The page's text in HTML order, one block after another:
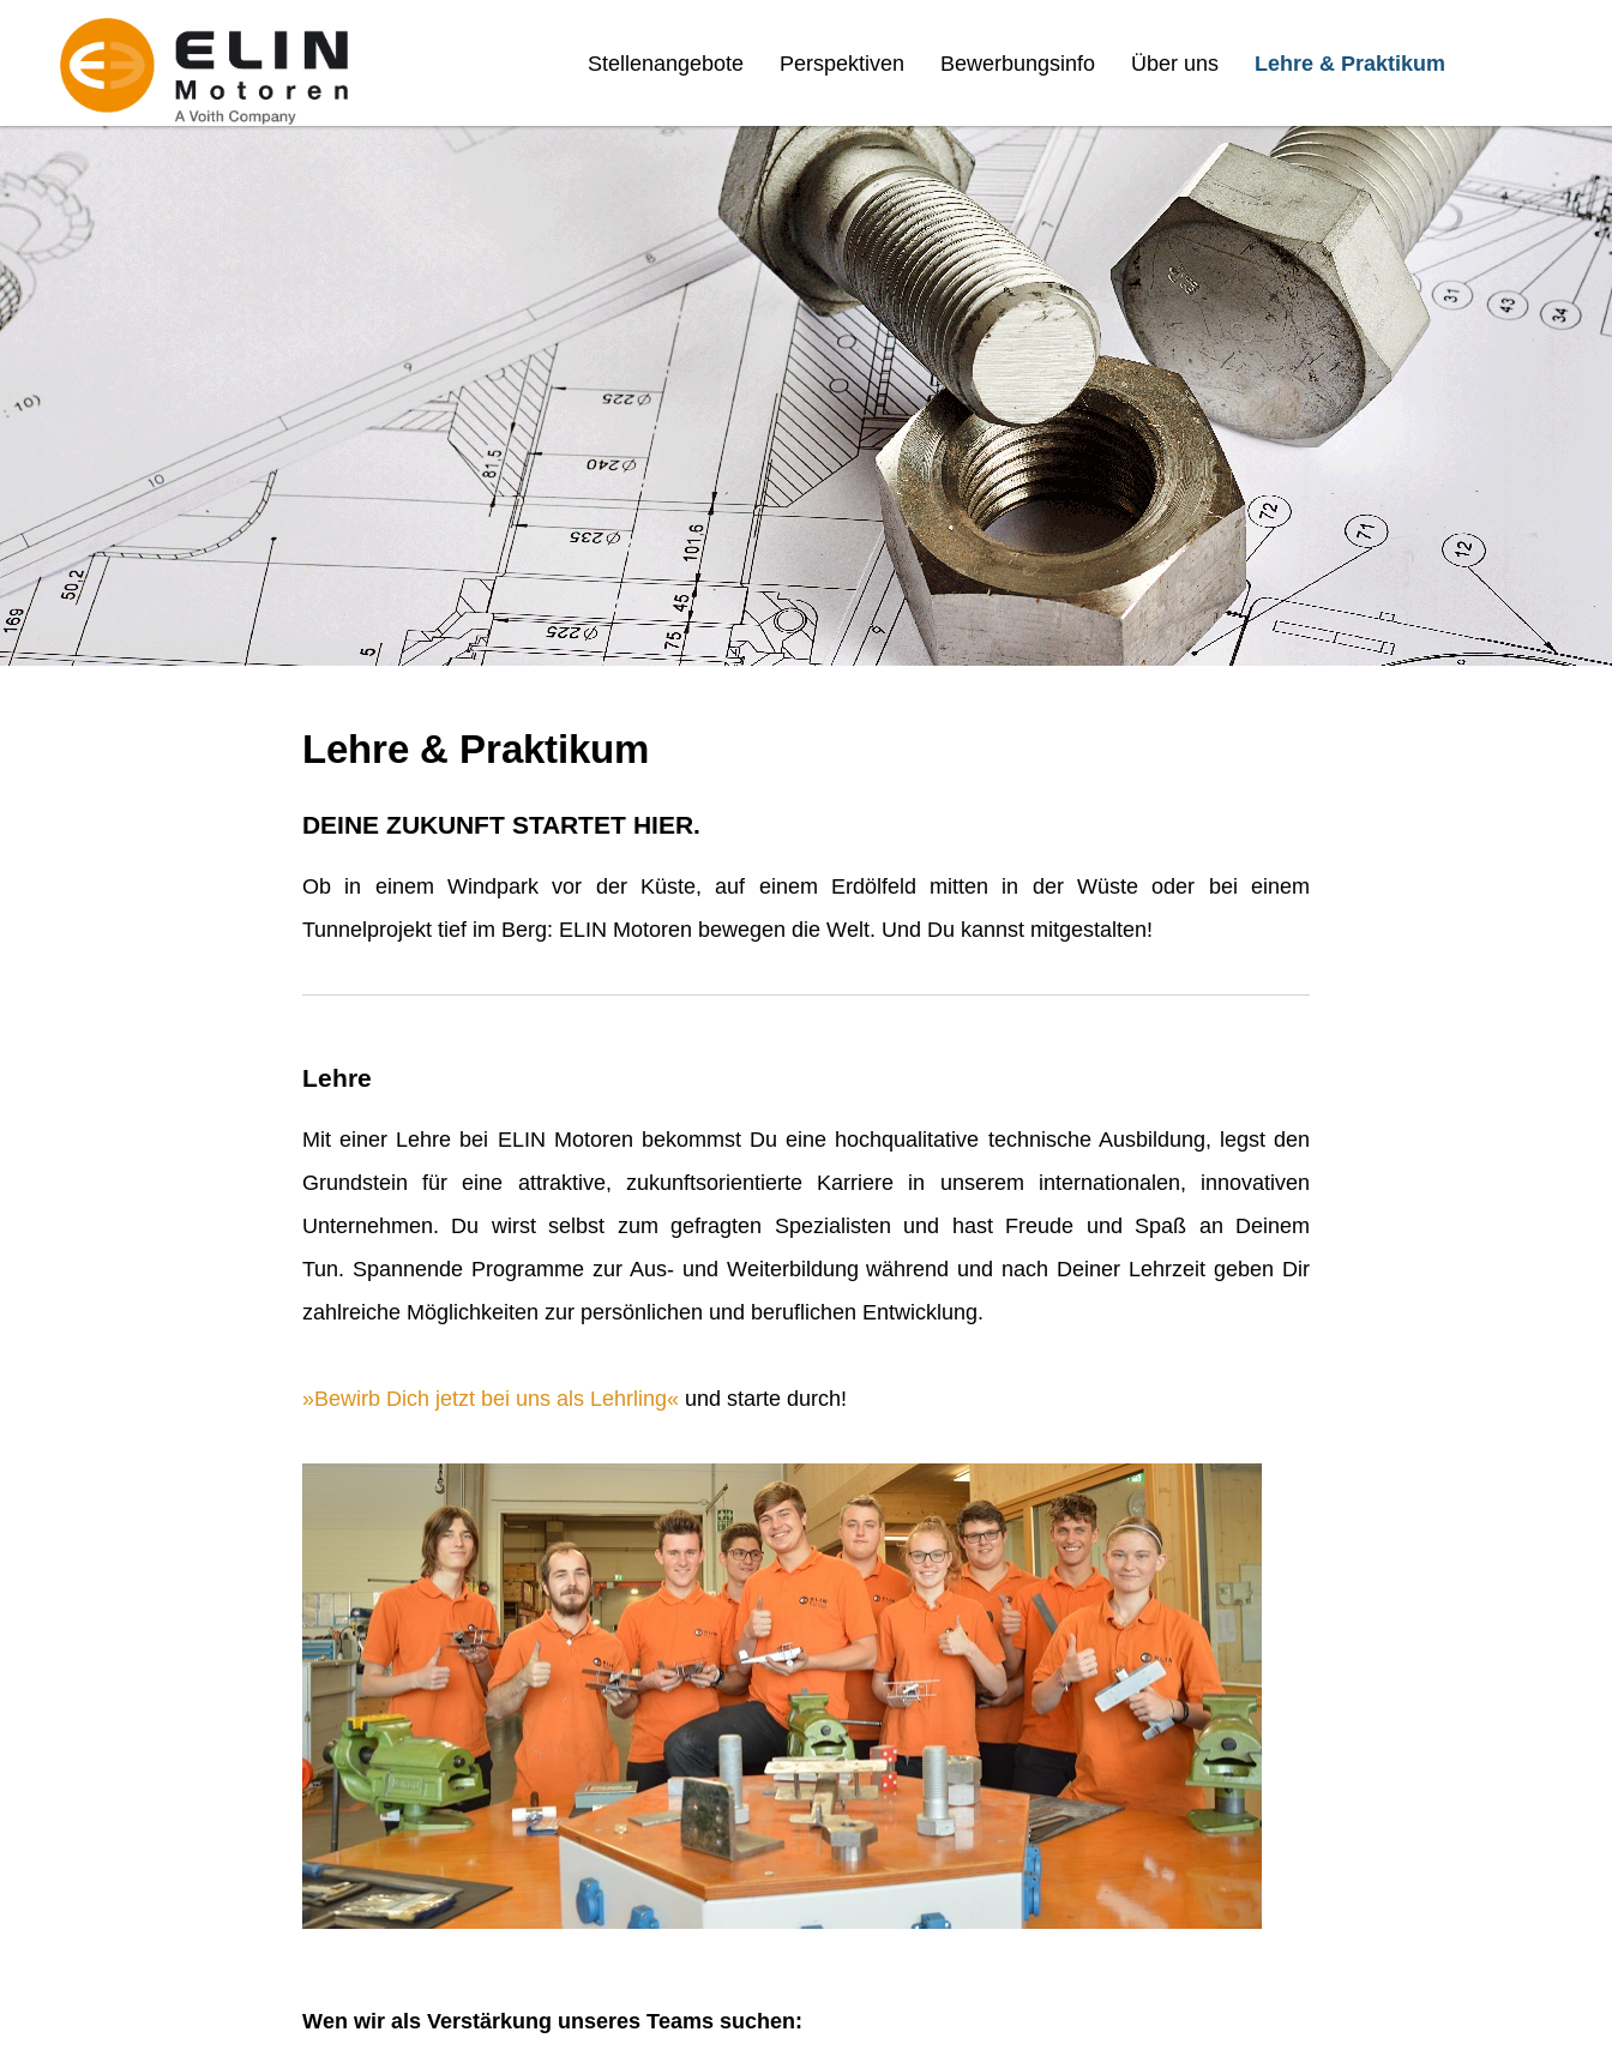
Stellenangebote Perspektiven Bewerbungsinfo Über uns Lehre & Praktikum
Lehre & Praktikum
DEINE ZUKUNFT STARTET HIER.
Ob in einem Windpark vor der Küste, auf einem Erdölfeld mitten in der Wüste oder bei einem
Tunnelprojekt tief im Berg: ELIN Motoren bewegen die Welt. Und Du kannst mitgestalten!
Lehre
Mit einer Lehre bei ELIN Motoren bekommst Du eine hochqualitative technische Ausbildung, legst den
Grundstein für eine attraktive, zukunftsorientierte Karriere in unserem internationalen, innovativen
Unternehmen. Du wirst selbst zum gefragten Spezialisten und hast Freude und Spaß an Deinem
Tun. Spannende Programme zur Aus- und Weiterbildung während und nach Deiner Lehrzeit geben Dir
zahlreiche Möglichkeiten zur persönlichen und beruflichen Entwicklung.
Bewirb Dich jetzt bei uns als Lehrling und starte durch!
Wen wir als Verstärkung unseres Teams suchen: